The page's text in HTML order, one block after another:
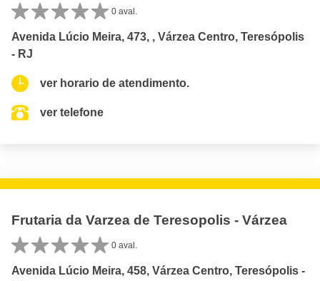
0 aval.
Avenida Lúcio Meira, 473, , Várzea Centro, Teresópolis
- RJ
ver horario de atendimento.
ver telefone
Frutaria da Varzea de Teresopolis - Várzea
0 aval.
Avenida Lúcio Meira, 458, Várzea Centro, Teresópolis -